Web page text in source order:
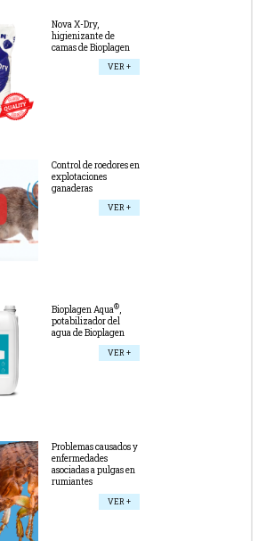
Nova X-Dry,
higienizante de
camas de Bioplagen
VER +
Control de roedores en
explotaciones
ganaderas
VER +
Bioplagen Aqua®,
potabilizador del
agua de Bioplagen
VER +
Problemas causados y
enfermedades
asociadas a pulgas en
rumiantes
VER +